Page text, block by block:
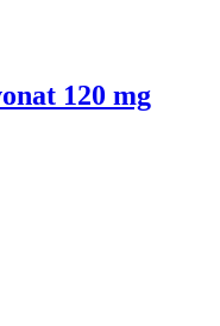
120 mg